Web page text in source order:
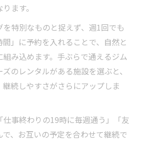
ます。
を特別なものと捉えず、週1回でも
間」に予約を入れることで、自然と
み込めます。手ぶらで通えるジム
のレンタルがある施設を選ぶと、
続しやすさがさらにアップしま
事終わりの19時に毎週通う」「友
、お互いの予定を合わせて継続で